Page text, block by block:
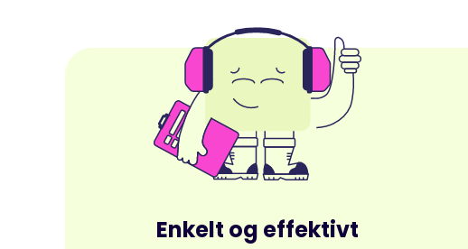
Enkelt og effektivt